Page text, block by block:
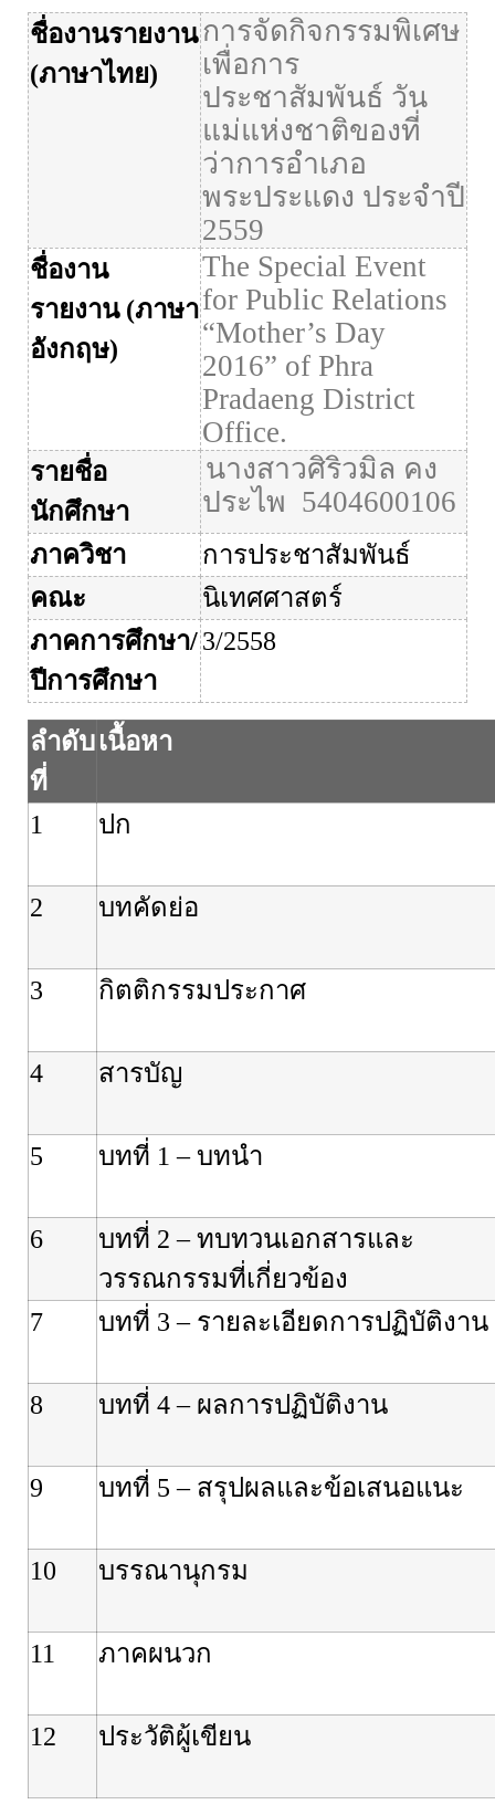
ชื่องานรายงาน
(ภาษาไทย)
การจัดกิจกรรมพิเศษ
เพื่อการ
ประชาสัมพันธ์ วัน
แม่แห่งชาติของที่
ว่าการอำเภอ
พระประแดง ประจำปี
2559
ชื่องาน
รายงาน(ภาษา
อังกฤษ)
The Special Event
for Public Relations
“Mother’s Day
2016” of Phra
Pradaeng District
Office.
รายชื่อ
นักศึกษา
นางสาวศิริวมิล คง
ประไพ 5404600106
ภาควิชา
การประชาสัมพันธ์
คณะ
นิเทศศาสตร์
ภาคการศึกษา/
ปีการศึกษา
3/2558
ลำดับ
ที่
เนื้อหา
1 ปก
2 บทคัดย่อ
3 กิตติกรรมประกาศ
4 สารบัญ
5 บทที่ 1 – บทนำ
6 บทที่ 2 –ทบทวนเอกสารและ
วรรณกรรมที่เกี่ยวข้อง
7
บทที่ 3 – รายละเอียดการปฏิบัติงาน
8 บทที่ 4 – ผลการปฏิบัติงาน
9 บทที่ 5 – สรุปผลและข้อเสนอแนะ
10 บรรณานุกรม
11 ภาคผนวก
12 ประวัติผู้เขียน